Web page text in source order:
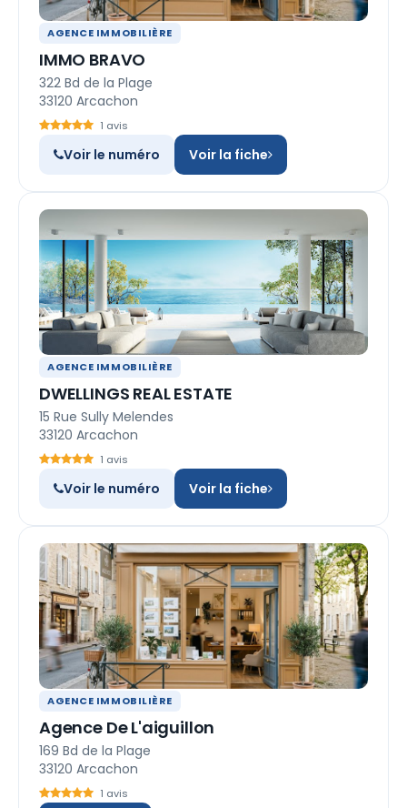
AGENCE IMMOBILIÈRE
IMMO BRAVO
322 Bd de la Plage
33120 Arcachon
1 avis
Voir le numéro Voir la fiche
AGENCE IMMOBILIÈRE
DWELLINGS REAL ESTATE
15 Rue Sully Melendes
33120 Arcachon
1 avis
Voir le numéro Voir la fiche
AGENCE IMMOBILIÈRE
Agence De L'aiguillon
169 Bd de la Plage
33120 Arcachon
1 avis